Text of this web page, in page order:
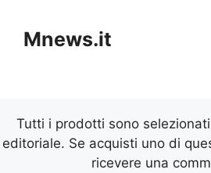
contenuto
Mnews.it
Tutti i prodotti sono
editoriale. Se acquisti uno di
ricevere una